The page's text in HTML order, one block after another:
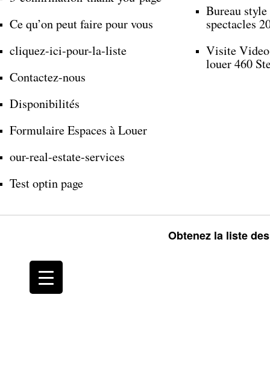
Ce qu’on peut faire pour vous
cliquez-ici-pour-la-liste
Contactez-nous
Disponibilités
Formulaire Espaces à Louer
our-real-estate-services
Test optin page
Bureau
spectacles
Visite
louer 460
Obtenez la liste